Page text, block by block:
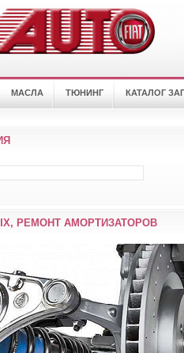
МАСЛА ТЮНИНГ КАТАЛОГ
РЕМОНТ АМОРТИЗАТОРОВ